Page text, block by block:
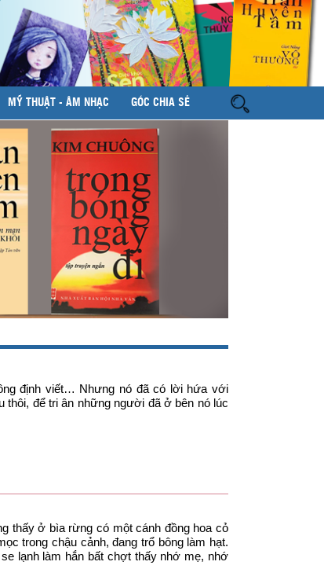
MỸ THUẬT - ÂM NHẠC GÓC CHIA SẺ
định viết… Nhưng nó đã có lời hứa với
thôi, để tri ân những người đã ở bên nó lúc
thấy ở bìa rừng có một cánh đồng hoa cỏ
trong chậu cảnh, đang trổ bông làm hạt.
lạnh làm hắn bất chợt thấy nhớ mẹ, nhớ